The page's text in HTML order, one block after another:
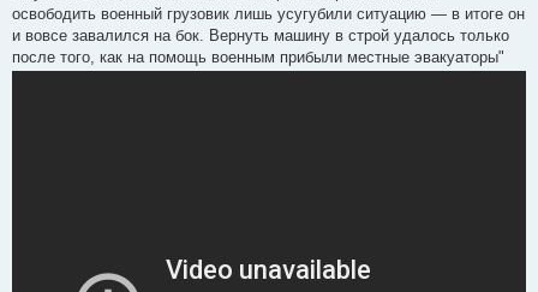
освободить военный грузовик лишь усугубили ситуацию — в итоге он
и вовсе завалился на бок. Вернуть машину в строй удалось только
после того, как на помощь военным прибыли местные эвакуаторы"